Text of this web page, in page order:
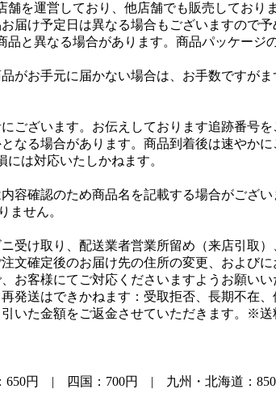
を運営しており、他店舗でも販売しており
届け予定日は異なる場合もございますので
異なる場合があります。商品パッケージ
がお手元に届かない場合は、お手数ですが
ざいます。お伝えしております追跡番号
る場合があります。商品到着後は速やかに
は対応いたしかねます。
容確認のため商品名を記載する場合がござい
ません。
受け取り、配送業者営業所留め（来店引取
文確定後のお届け先の住所の変更、および
お客様にてご対応くださいますようお願いい
発送はできかねます：受取拒否、長期不在
いた金額をご返金させていただきます。※
円 | 四国：700円 | 九州・北海道：